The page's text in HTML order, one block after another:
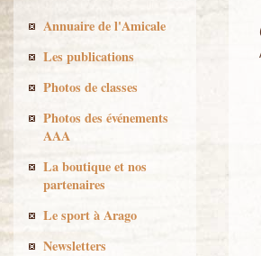
Annuaire de l'Amicale
Les publications
Photos de classes
Photos des événements
AAA
La boutique et nos
partenaires
Le sport à Arago
Newsletters